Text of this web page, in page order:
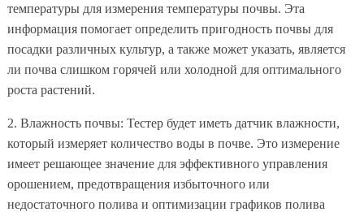
температуры для измерения температуры почвы. Эта
информация помогает определить пригодность почвы для
посадки различных культур, а также может указать, является
ли почва слишком горячей или холодной для оптимального
роста растений.
2. Влажность почвы: Тестер будет иметь датчик влажности,
который измеряет количество воды в почве. Это измерение
имеет решающее значение для эффективного управления
орошением, предотвращения избыточного или
недостаточного полива и оптимизации графиков полива